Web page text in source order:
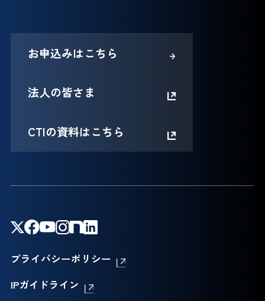
お申込みはこちら
法人の皆さま
CTIの資料はこちら
プライバシーポリシー
IPガイドライン